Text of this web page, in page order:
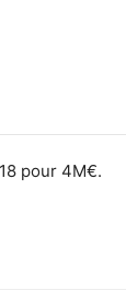
pour 4M€.